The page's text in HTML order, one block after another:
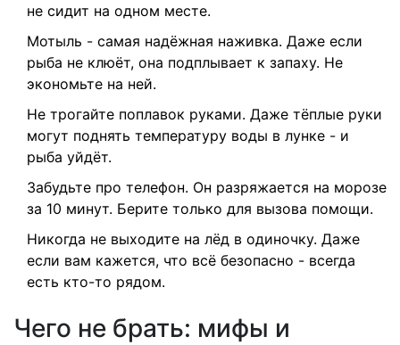
не сидит на одном месте.
Мотыль - самая надёжная наживка. Даже если
рыба не клюёт, она подплывает к запаху. Не
экономьте на ней.
Не трогайте поплавок руками. Даже тёплые руки
могут поднять температуру воды в лунке - и
рыба уйдёт.
Забудьте про телефон. Он разряжается на морозе
за 10 минут. Берите только для вызова помощи.
Никогда не выходите на лёд в одиночку. Даже
если вам кажется, что всё безопасно - всегда
есть кто-то рядом.
Чего не брать: мифы и